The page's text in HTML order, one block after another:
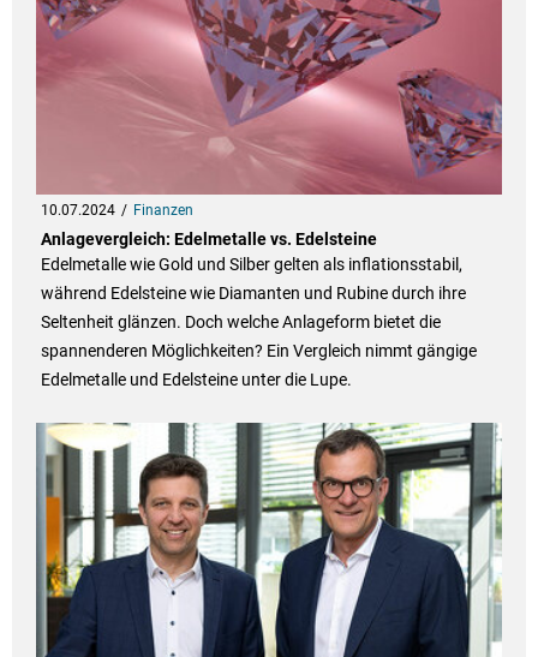
10.07.2024 Finanzen
Anlagevergleich: Edelmetalle vs. Edelsteine
Edelmetalle wie Gold und Silber gelten als inflationsstabil,
während Edelsteine wie Diamanten und Rubine durch ihre
Seltenheit glänzen. Doch welche Anlageform bietet die
spannenderen Möglichkeiten? Ein Vergleich nimmt gängige
Edelmetalle und Edelsteine unter die Lupe.